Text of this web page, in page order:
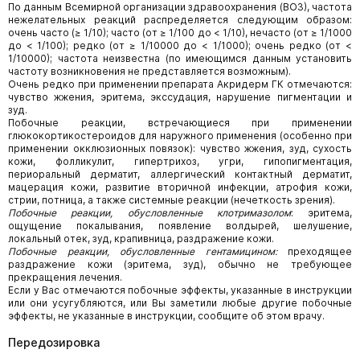
По данным Всемирной организации здравоохранения (ВОЗ), частота
нежелательных реакций распределяется следующим образом:
очень часто (≥ 1/10); часто (от ≥ 1/100 до < 1/10), нечасто (от ≥ 1/1000
до < 1/100); редко (от ≥ 1/10000 до < 1/1000); очень редко (от <
1/10000); частота неизвестна (по имеющимся данным установить
частоту возникновения не представляется возможным).
Очень редко при применении препарата Акридерм ГК отмечаются:
чувство жжения, эритема, экссудация, нарушение пигментации и
зуд.
Побочные реакции, встречающиеся при применении
глюкокортикостероидов для наружного применения (особенно при
применении окклюзионных повязок): чувство жжения, зуд, сухость
кожи, фолликулит, гипертрихоз, угри, гипопигментация,
периоральный дерматит, аллергический контактный дерматит,
мацерация кожи, развитие вторичной инфекции, атрофия кожи,
стрии, потница, а также системные реакции (нечеткость зрения).
Побочные реакции, обусловленные клотримазолом: эритема,
ощущение покалывания, появление волдырей, шелушение,
локальный отек, зуд, крапивница, раздражение кожи.
Побочные реакции, обусловленные гентамицином: преходящее
раздражение кожи (эритема, зуд), обычно не требующее
прекращения лечения.
Если у Вас отмечаются побочные эффекты, указанные в инструкции
или они усугубляются, или Вы заметили любые другие побочные
эффекты, не указанные в инструкции, сообщите об этом врачу.
Передозировка